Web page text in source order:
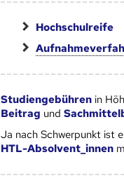
Hochschulreife
Studiengebührenin
Beitrag und
Ja nach Schwerpunkt ist
HTL-Absolvent_innen